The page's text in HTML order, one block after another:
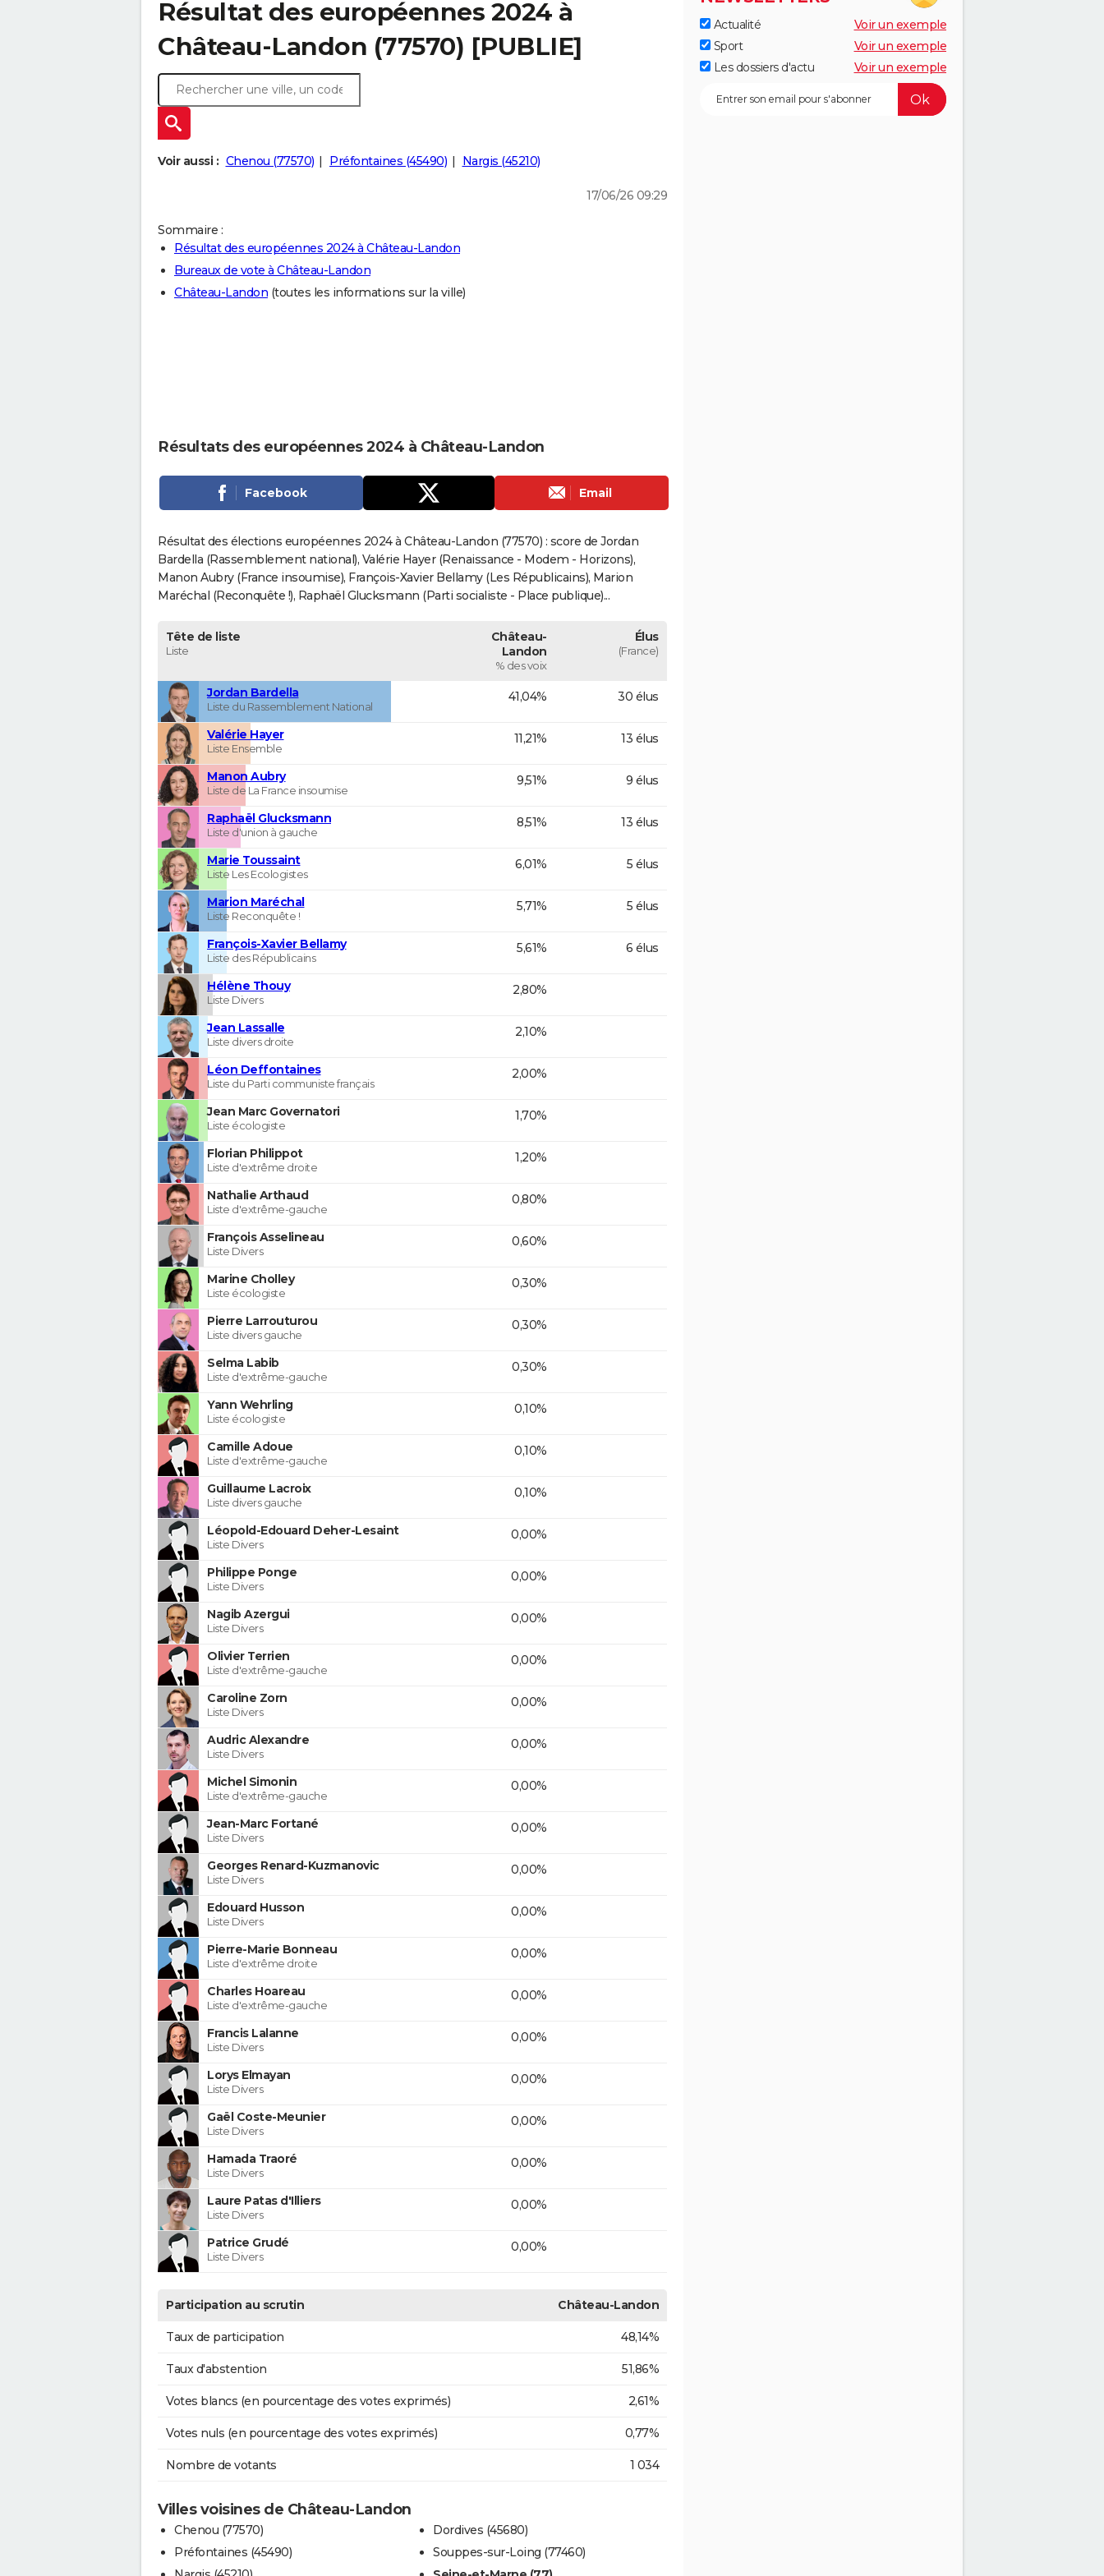
Résultat des européennes 2024 à
Château-Landon (77570) [PUBLIE]
Voir aussi : Chenou (77570) Préfontaines (45490) Nargis (45210)
17/06/26 09:29
Sommaire :
Résultat des européennes 2024 à Château-Landon
Bureaux de vote à Château-Landon
Château-Landon (toutes les informations sur la ville)
Résultats des européennes 2024 à Château-Landon
Facebook Email
Résultat des élections européennes 2024 à Château-Landon (77570) : score de Jordan
Bardella (Rassemblement national), Valérie Hayer (Renaissance - Modem - Horizons),
Manon Aubry (France insoumise), François-Xavier Bellamy (Les Républicains), Marion
Maréchal (Reconquête !), Raphaël Glucksmann (Parti socialiste - Place publique)...
Tête de liste
Liste
Château-
Landon
% des voix
Élus
(France)
Jordan Bardella
Liste du Rassemblement National
41,04% 30 élus
Valérie Hayer
Liste Ensemble
11,21% 13 élus
Manon Aubry
Liste de La France insoumise
9,51% 9 élus
Raphaël Glucksmann
Liste d'union à gauche
8,51% 13 élus
Marie Toussaint
Liste Les Ecologistes
6,01% 5 élus
Marion Maréchal
Liste Reconquête !
5,71% 5 élus
François-Xavier Bellamy
Liste des Républicains
5,61% 6 élus
Hélène Thouy
Liste Divers
2,80%
Jean Lassalle
Liste divers droite
2,10%
Léon Deffontaines
Liste du Parti communiste français
2,00%
Jean Marc Governatori
Liste écologiste
1,70%
Florian Philippot
Liste d'extrême droite
1,20%
Nathalie Arthaud
Liste d'extrême-gauche
0,80%
François Asselineau
Liste Divers
0,60%
Marine Cholley
Liste écologiste
0,30%
Pierre Larrouturou
Liste divers gauche
0,30%
Selma Labib
Liste d'extrême-gauche
0,30%
Yann Wehrling
Liste écologiste
0,10%
Camille Adoue
Liste d'extrême-gauche
0,10%
Guillaume Lacroix
Liste divers gauche
0,10%
Léopold-Edouard Deher-Lesaint
Liste Divers
0,00%
Philippe Ponge
Liste Divers
0,00%
Nagib Azergui
Liste Divers
0,00%
Olivier Terrien
Liste d'extrême-gauche
0,00%
Caroline Zorn
Liste Divers
0,00%
Audric Alexandre
Liste Divers
0,00%
Michel Simonin
Liste d'extrême-gauche
0,00%
Jean-Marc Fortané
Liste Divers
0,00%
Georges Renard-Kuzmanovic
Liste Divers
0,00%
Edouard Husson
Liste Divers
0,00%
Pierre-Marie Bonneau
Liste d'extrême droite
0,00%
Charles Hoareau
Liste d'extrême-gauche
0,00%
Francis Lalanne
Liste Divers
0,00%
Lorys Elmayan
Liste Divers
0,00%
Gaël Coste-Meunier
Liste Divers
0,00%
Hamada Traoré
Liste Divers
0,00%
Laure Patas d'Illiers
Liste Divers
0,00%
Patrice Grudé
Liste Divers
0,00%
Participation au scrutin Château-Landon
Taux de participation 48,14%
Taux d'abstention 51,86%
Votes blancs (en pourcentage des votes exprimés) 2,61%
Votes nuls (en pourcentage des votes exprimés) 0,77%
Nombre de votants 1 034
Villes voisines de Château-Landon
Chenou (77570)
Préfontaines (45490)
Dordives (45680)
Souppes-sur-Loing (77460)
Actualité
Voir un exemple
Sport
Voir un exemple
Les dossiers d'actu
Voir un exemple